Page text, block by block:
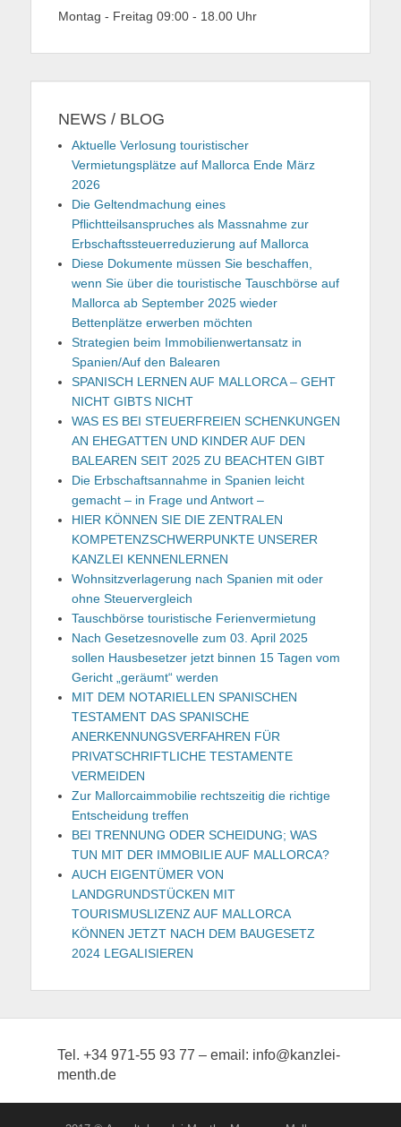
Montag - Freitag 09:00 - 18.00 Uhr
NEWS / BLOG
Aktuelle Verlosung touristischer
Vermietungsplätze auf Mallorca Ende März
2026
Die Geltendmachung eines
Pflichtteilsanspruches als Massnahme zur
Erbschaftssteuerreduzierung auf Mallorca
Diese Dokumente müssen Sie beschaffen,
wenn Sie über die touristische Tauschbörse auf
Mallorca ab September 2025 wieder
Bettenplätze erwerben möchten
Strategien beim Immobilienwertansatz in
Spanien/Auf den Balearen
SPANISCH LERNEN AUF MALLORCA – GEHT
NICHT GIBTS NICHT
WAS ES BEI STEUERFREIEN SCHENKUNGEN
AN EHEGATTEN UND KINDER AUF DEN
BALEAREN SEIT 2025 ZU BEACHTEN GIBT
Die Erbschaftsannahme in Spanien leicht
gemacht – in Frage und Antwort –
HIER KÖNNEN SIE DIE ZENTRALEN
KOMPETENZSCHWERPUNKTE UNSERER
KANZLEI KENNENLERNEN
Wohnsitzverlagerung nach Spanien mit oder
ohne Steuervergleich
Tauschbörse touristische Ferienvermietung
Nach Gesetzesnovelle zum 03. April 2025
sollen Hausbesetzer jetzt binnen 15 Tagen vom
Gericht „geräumt“ werden
MIT DEM NOTARIELLEN SPANISCHEN
TESTAMENT DAS SPANISCHE
ANERKENNUNGSVERFAHREN FÜR
PRIVATSCHRIFTLICHE TESTAMENTE
VERMEIDEN
Zur Mallorcaimmobilie rechtszeitig die richtige
Entscheidung treffen
BEI TRENNUNG ODER SCHEIDUNG; WAS
TUN MIT DER IMMOBILIE AUF MALLORCA?
AUCH EIGENTÜMER VON
LANDGRUNDSTÜCKEN MIT
TOURISMUSLIZENZ AUF MALLORCA
KÖNNEN JETZT NACH DEM BAUGESETZ
2024 LEGALISIEREN
Tel. +34 971-55 93 77 – email: info@kanzlei-
menth.de